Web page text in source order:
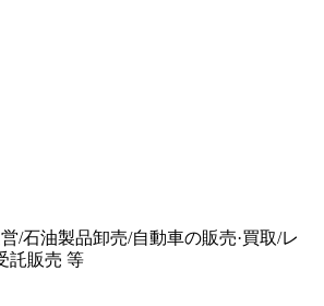
/石油製品卸売/自動車の販売·買取/レ
託販売 等